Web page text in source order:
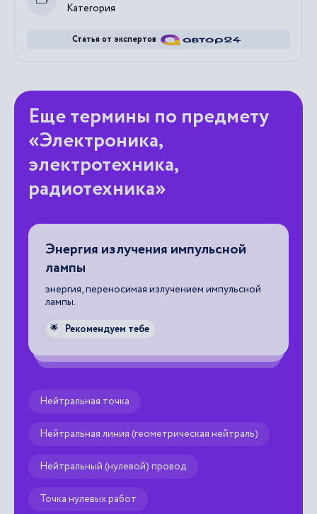
Категория
Статья от экспертов
Еще термины по предмету
«Электроника,
электротехника,
радиотехника»
Энергия излучения импульсной
лампы
энергия, переносимая излучением импульсной
лампы.
🌟 Рекомендуем тебе
Нейтральная точка
Нейтральная линия (геометрическая нейтраль)
Нейтральный (нулевой) провод
Точка нулевых работ